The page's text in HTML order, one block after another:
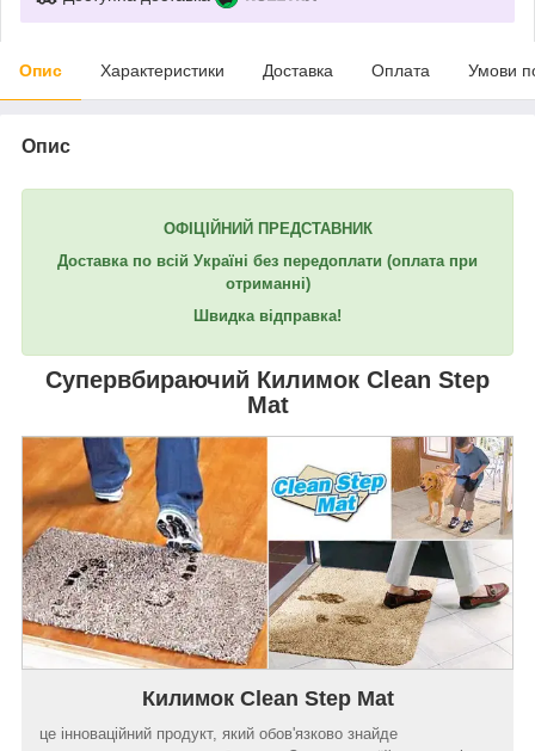
Опис Характеристики Доставка Оплата Умови
Опис
ОФІЦІЙНИЙ ПРЕДСТАВНИК
Доставка по всій Україні без передоплати (оплата при
отриманні)
Швидка відправка!
Супервбираючий Килимок Clean Step
Mat
Килимок Clean Step Mat
це інноваційний продукт, який обов'язково знайде